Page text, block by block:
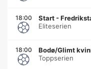
18:00 Start -
Eliteserien
18:00 Bodø/Glimt
Toppserien